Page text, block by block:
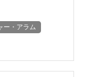
ー・アラム